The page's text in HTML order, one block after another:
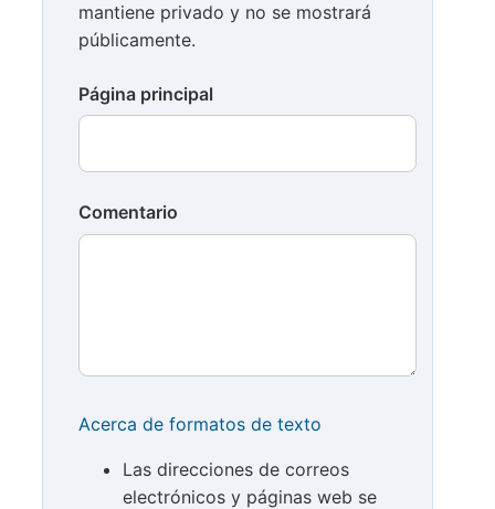
mantiene privado y no se mostrará
públicamente.
Página principal
Comentario
Acerca de formatos de texto
Las direcciones de correos
electrónicos y páginas web se